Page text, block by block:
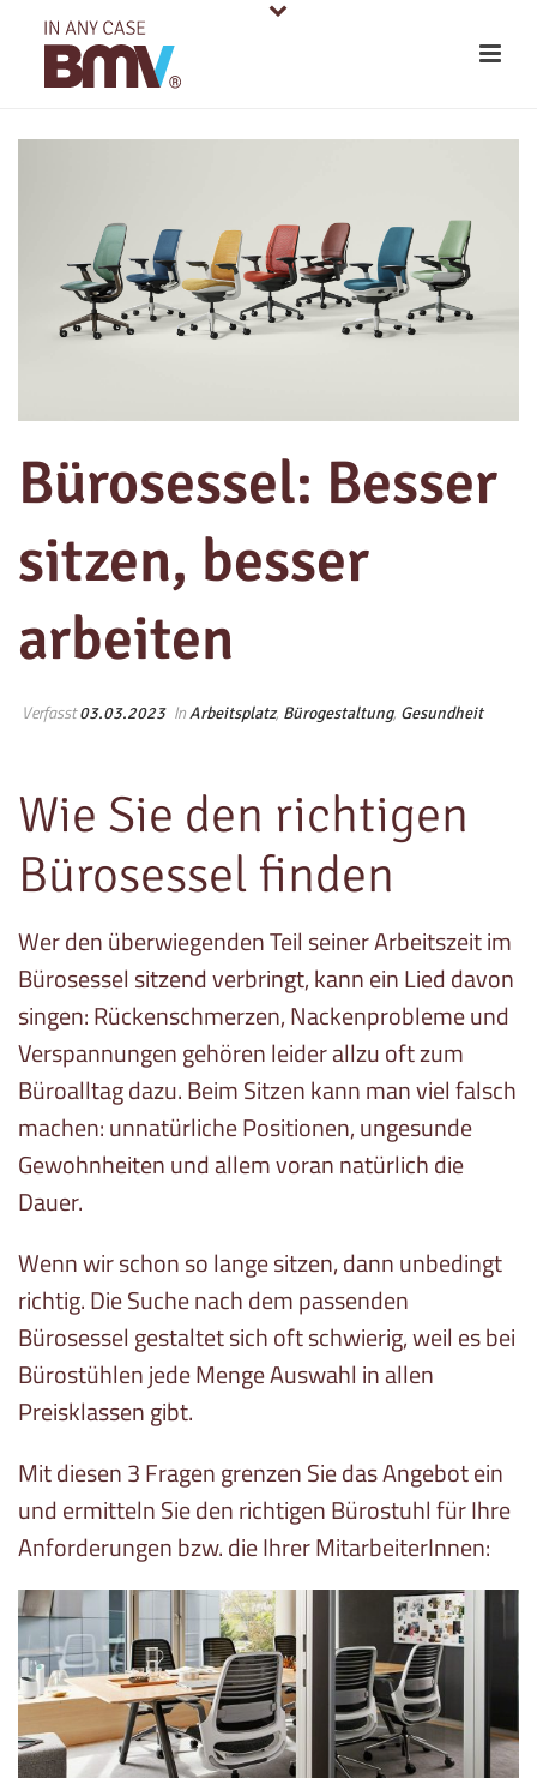
Bürosessel: Besser
sitzen, besser
arbeiten
Verfasst03.03.2023 InArbeitsplatz, Bürogestaltung, Gesundheit
Wie Sie den richtigen
Bürosessel finden
Wer den überwiegenden Teil seiner Arbeitszeit im
Bürosessel sitzend verbringt, kann ein Lied davon
singen: Rückenschmerzen, Nackenprobleme und
Verspannungen gehören leider allzu oft zum
Büroalltag dazu. Beim Sitzen kann man viel falsch
machen: unnatürliche Positionen, ungesunde
Gewohnheiten und allem voran natürlich die
Dauer.
Wenn wir schon so lange sitzen, dann unbedingt
richtig. Die Suche nach dem passenden
Bürosessel gestaltet sich oft schwierig, weil es bei
Bürostühlen jede Menge Auswahl in allen
Preisklassen gibt.
Mit diesen 3 Fragen grenzen Sie das Angebot ein
und ermitteln Sie den richtigen Bürostuhl für Ihre
Anforderungen bzw. die Ihrer MitarbeiterInnen: